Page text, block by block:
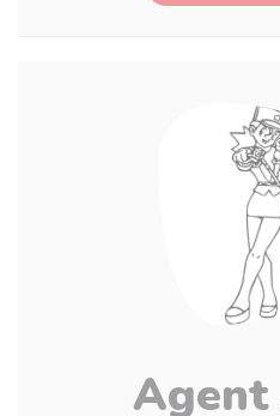
Agent